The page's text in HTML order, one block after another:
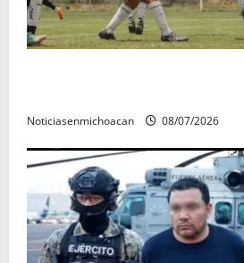
Noticiasenmichoacan 08/07/2026